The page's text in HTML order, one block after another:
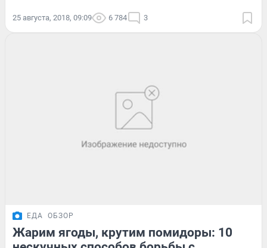
25 августа, 2018, 09:09 6 784 3
ЕДА ОБЗОР
Жарим ягоды, крутим помидоры: 10